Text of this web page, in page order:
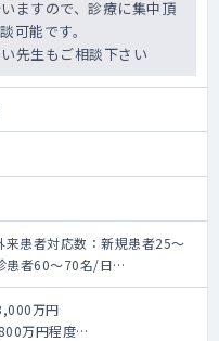
ますので、診療に集中頂
可能です。
先生もご相談下さい
来患者対応数：新規患者25〜
者60〜70名/日
来患者対応数：新規患者30〜
者20~30名/日
万円
万円程度